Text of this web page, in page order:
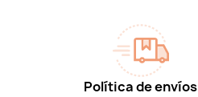
Política de envíos